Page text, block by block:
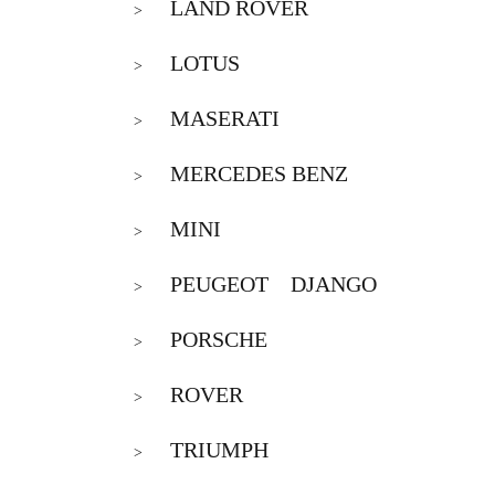
> LAND ROVER
> LOTUS
> MASERATI
> MERCEDES BENZ
> MINI
> PEUGEOT DJANGO
> PORSCHE
> ROVER
> TRIUMPH